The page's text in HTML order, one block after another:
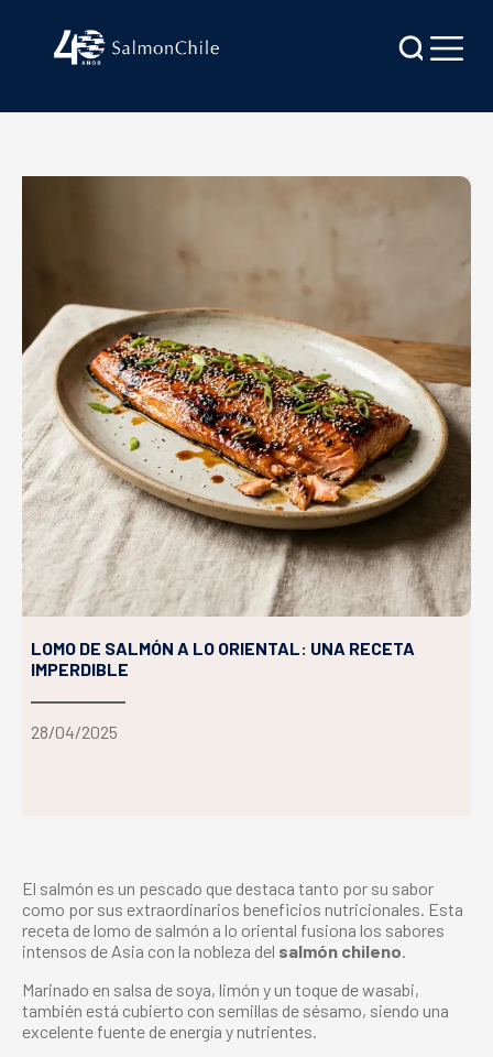
LOMO DE SALMÓN A LO ORIENTAL: UNA RECETA
IMPERDIBLE
28/04/2025
El salmón es un pescado que destaca tanto por su sabor
como por sus extraordinarios beneficios nutricionales. Esta
receta de lomo de salmón a lo oriental fusiona los sabores
intensos de Asia con la nobleza del salmón chileno
Marinado en salsa de soya, limón y un toque de wasabi,
también está cubierto con semillas de sésamo, siendo una
excelente fuente de energía y nutrientes.